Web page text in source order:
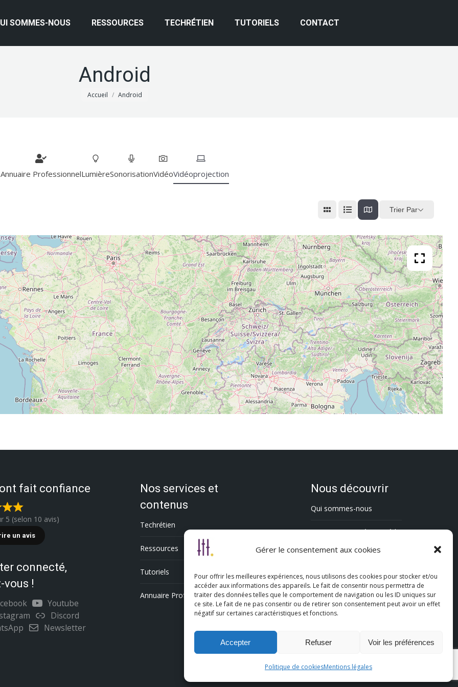
Gérer le consentement aux cookies
Pour offrir les meilleures expériences, nous utilisons des cookies pour stocker et/ou
accéder aux informations des appareils. Le fait de consentir nous permettra de
traiter des données telles que le comportement de navigation ou les ID uniques sur
ce site. Le fait de ne pas consentir ou de retirer son consentement peut avoir un effet
négatif sur certaines caractéristiques et fonctions.
Accepter Refuser Voir les préférences
Politique de cookiesMentions légales
SOMMES-NOUS RESSOURCES TECHRÉTIEN TUTORIELS CONTACT
Android
Vous êtes ici :
Accueil Android
Annuaire ProfessionnelLumièreSonorisationVidéoVidéoprojection
Trier Par
fait confiance
5 (selon 10 avis)
un avis
connecté,
vous !
Youtube
Discord
Newsletter
Nos services et
contenus
Techrétien
Ressources
Tutoriels
Annuaire Professionnel
Nous découvrir
Qui sommes-nous
L’association Trésorsmédia
Contact
Politique de cookies (UE)
Mentions légales